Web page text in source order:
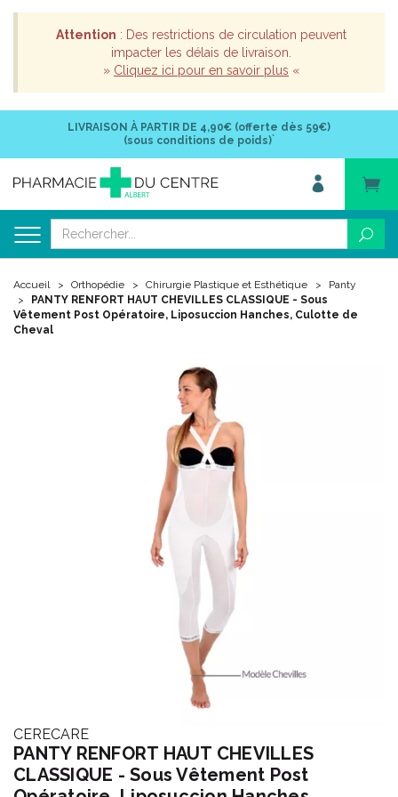
Attention : Des restrictions de circulation peuvent
impacter les délais de livraison.
» Cliquez ici pour en savoir plus «
LIVRAISON À PARTIR DE 4,90€ (offerte dès 59€)
(sous conditions de poids)*
Accueil Orthopédie Chirurgie Plastique et Esthétique
Panty
PANTY RENFORT HAUT CHEVILLES CLASSIQUE - Sous
Vêtement Post Opératoire, Liposuccion Hanches, Culotte de
Cheval
CERECARE
PANTY RENFORT HAUT CHEVILLES
CLASSIQUE - Sous Vêtement Post